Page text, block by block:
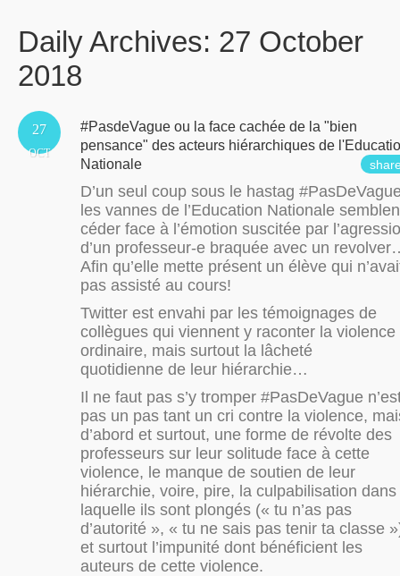
Daily Archives: 27 October
2018
27
OCT
#PasdeVague ou la face cachée de la "bien
pensance" des acteurs hiérarchiques de
Nationale
D’un seul coup sous le hastag
les vannes de l’Education Nationale
céder face à l’émotion suscitée par
d’un professeur-e braquée avec un
Afin qu’elle mette présent un élève qui
pas assisté au cours!
Twitter est envahi par les témoignages de
collègues qui viennent y raconter la violence
ordinaire, mais surtout la lâcheté
quotidienne de leur hiérarchie…
Il ne faut pas s’y tromper #PasDeVague
pas un pas tant un cri contre la violence,
d’abord et surtout, une forme de révolte des
professeurs sur leur solitude face à cette
violence, le manque de soutien de leur
hiérarchie, voire, pire, la culpabilisation dans
laquelle ils sont plongés (« tu n’as pas
d’autorité », « tu ne sais pas tenir ta classe
et surtout l’impunité dont bénéficient les
auteurs de cette violence.